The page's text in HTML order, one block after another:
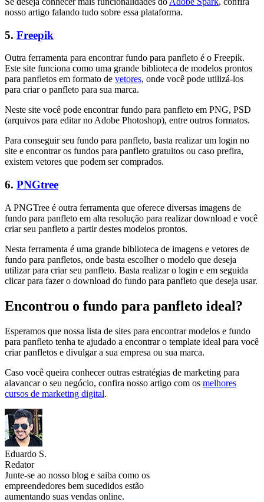
nosso artigo falando tudo sobre essa plataforma.
5. Freepik
Outra ferramenta para encontrar fundo para panfleto é o Freepik.
Este site funciona como uma grande biblioteca de modelos prontos
para panfletos em formato de vetores, onde você pode utilizá-los
para criar o panfleto para sua marca.
Neste site você pode encontrar fundo para panfleto em PNG, PSD
(arquivos para editar no Adobe Photoshop), entre outros formatos.
Para conseguir seu fundo para panfleto, basta realizar um login no
site e encontrar os fundos para panfleto gratuitos ou caso prefira,
existem vetores que podem ser comprados.
6. PNGtree
A PNGTree é outra ferramenta que oferece diversas imagens de
fundo para panfleto em alta resolução para realizar download e você
criar seu panfleto a partir destes modelos prontos.
Nesta ferramenta é uma grande biblioteca de imagens e vetores de
fundo para panfletos, onde basta escolher o modelo que deseja
utilizar para criar seu panfleto. Basta realizar o login e em seguida
clicar para fazer o download do fundo para panfleto que deseja usar.
Encontrou o fundo para panfleto ideal?
Esperamos que nossa lista de sites para encontrar modelos e fundo
para panfleto tenha te ajudado a encontrar o template ideal para você
criar panfletos e divulgar a sua empresa ou sua marca.
Caso você queira conhecer outras estratégias de marketing para
alavancar o seu negócio, confira nosso artigo com os melhores
cursos de marketing digital.
Eduardo S.
Redator
Junte-se ao nosso blog e saiba como os
empreendedores bem sucedidos estão
aumentando suas vendas online.